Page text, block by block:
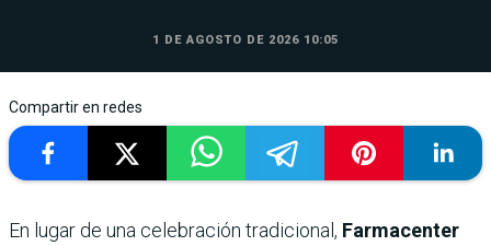
1 DE AGOSTO DE 2026 10:05
Compartir en redes
En lugar de una celebración tradicional, Farmacenter